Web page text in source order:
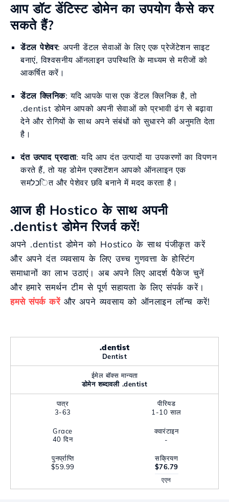
आप डॉट डेंटिस्ट डोमेन का उपयोग कैसे कर
सकते हैं?
डेंटल पेशेवर: अपनी डेंटल सेवाओं के लिए एक प्रेजेंटेशन साइट
बनाएं, विश्वसनीय ऑनलाइन उपस्थिति के माध्यम से मरीजों को
आकर्षित करें।
डेंटल क्लिनिक: यदि आपके पास एक डेंटल क्लिनिक है, तो
.dentist डोमेन आपको अपनी सेवाओं को प्रभावी ढंग से बढ़ावा
देने और रोगियों के साथ अपने संबंधों को सुधारने की अनुमति देता
है।
दंत उत्पाद प्रदाता: यदि आप दंत उत्पादों या उपकरणों का विपणन
करते हैं, तो यह डोमेन एक्सटेंशन आपको ऑनलाइन एक
समכלित और पेशेवर छवि बनाने में मदद करता है।
आज ही Hostico के साथ अपनी
.dentist डोमेन रिजर्व करें!
अपने .dentist डोमेन को Hostico के साथ पंजीकृत करें
और अपने दंत व्यवसाय के लिए उच्च गुणवत्ता के होस्टिंग
समाधानों का लाभ उठाएं। अब अपने लिए आदर्श पैकेज चुनें
और हमारे समर्थन टीम से पूर्ण सहायता के लिए संपर्क करें।
हमसे संपर्क करेंऔर अपने व्यवसाय को ऑनलाइन लॉन्च करें!
.dentist
Dentist
ईमेल बॉक्स मान्यता
डोमेन शब्दावली .dentist
पात्र
3-63
पीरियड
1-10 साल
Grace
40 दिन
क्वारंटाइन
-
पुनर्प्राप्ति
$59.99
सक्रियण
$76.79
एएन